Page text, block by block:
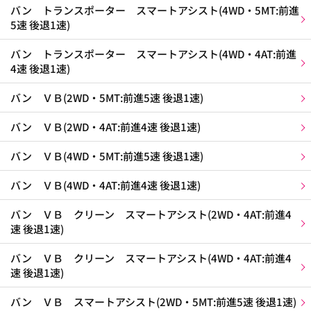
バン トランスポーター スマートアシスト(4WD・5MT:前進
5速 後退1速)
バン トランスポーター スマートアシスト(4WD・4AT:前進
4速 後退1速)
バン ＶＢ(2WD・5MT:前進5速 後退1速)
バン ＶＢ(2WD・4AT:前進4速 後退1速)
バン ＶＢ(4WD・5MT:前進5速 後退1速)
バン ＶＢ(4WD・4AT:前進4速 後退1速)
バン ＶＢ クリーン スマートアシスト(2WD・4AT:前進4
速 後退1速)
バン ＶＢ クリーン スマートアシスト(4WD・4AT:前進4
速 後退1速)
バン ＶＢ スマートアシスト(2WD・5MT:前進5速 後退1速)